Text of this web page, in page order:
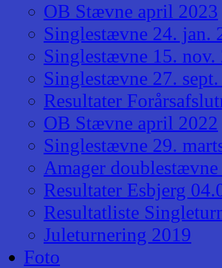
OB Stævne april 2023
Singlestævne 24. jan.
Singlestævne 15. nov.
Singlestævne 27.
Resultater
OB Stævne april 2022
Singlestævne 29.
Amager
Resultater Esbjerg
Resultatliste
Juleturnering 2019
Foto